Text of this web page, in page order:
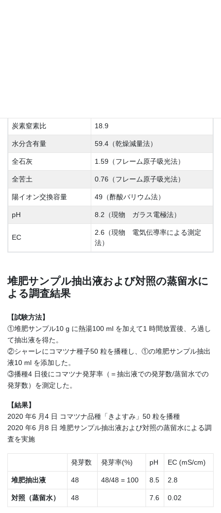
炭素窒素比 18.9
水分含有量 59.4（乾燥減量法）
全石灰 1.59（フレーム原子吸光法）
全苦土 0.76（フレーム原子吸光法）
陽イオン交換容量 49（酢酸バリウム法）
pH 8.2（現物 ガラス電極法）
EC
2.6（現物 電気伝導率による測定
法）
堆肥サンプル抽出液および対照の蒸留水に
よる調査結果
【試験方法】
①堆肥サンプル10 g に熱湯100 ml を加えて1 時間放置後、ろ過し
て抽出液を得た。
②シャーレにコマツナ種子50 粒を播種し、①の堆肥サンプル抽出
液10 ml を添加した。
③播種4 日後にコマツナ発芽率（＝抽出液での発芽数/蒸留水での
発芽数）を測定した。
【結果】
2020 年6 月4 日 コマツナ品種「きよすみ」50 粒を播種
2020 年6 月8 日 堆肥サンプル抽出液および対照の蒸留水による調
査を実施
発芽数 発芽率(%) pH EC (mS/cm)
堆肥抽出液 48 48/48 = 100 8.5 2.8
対照（蒸留水） 48 7.6 0.02